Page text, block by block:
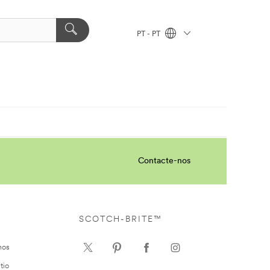
PT - PT
Contacte-nos
SCOTCH-BRITE™